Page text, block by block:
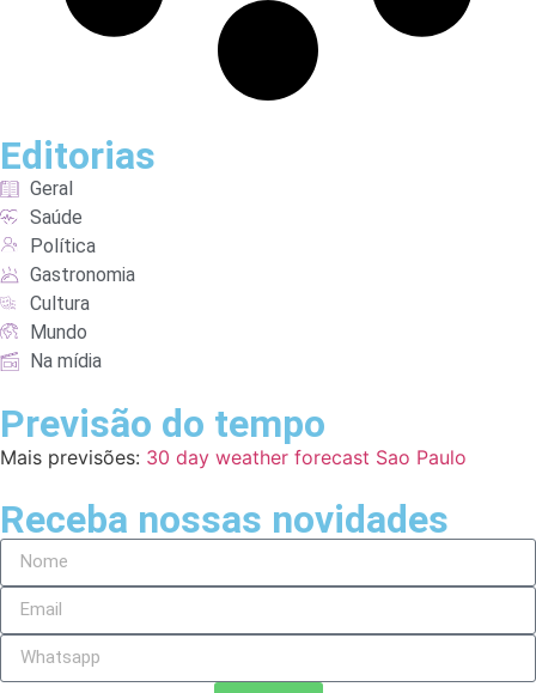
Editorias
Geral
Saúde
Política
Gastronomia
Cultura
Mundo
Na mídia
Previsão do tempo
Mais previsões: 30 day weather forecast Sao Paulo
Receba nossas novidades